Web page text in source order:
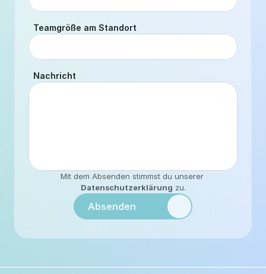
Teamgröße am Standort
Nachricht
Mit dem Absenden stimmst du unserer
Datenschutzerklärung zu.
Absenden